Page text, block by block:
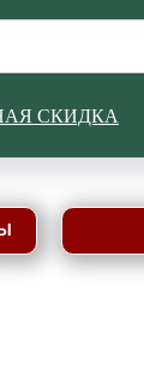
СКИДКА